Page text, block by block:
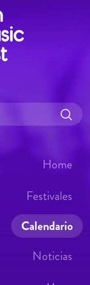
Home
Festivales
Calendario
Noticias